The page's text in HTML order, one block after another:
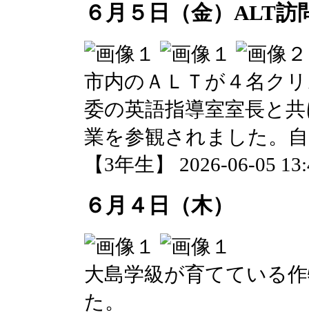
６月５日（金）ALT訪
市内のＡＬＴが４名ク
委の英語指導室室長と
業を参観されました。
【3年生】 2026-06-05
６月４日（木）
大島学級が育てている
た。